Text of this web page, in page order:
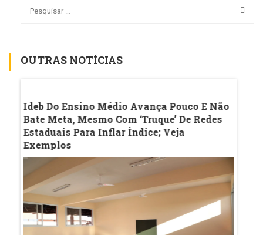
OUTRAS NOTÍCIAS
Ideb Do Ensino Médio Avança Pouco E Não
Bate Meta, Mesmo Com ‘truque’ De Redes
Estaduais Para Inflar Índice; Veja
Exemplos